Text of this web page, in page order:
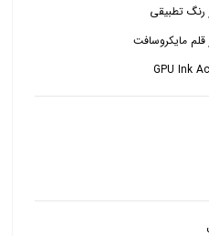
-پشتیبانی از قلم مایکروسافت